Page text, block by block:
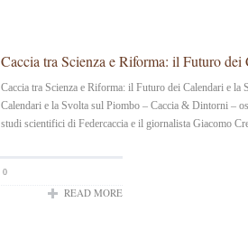
Caccia tra Scienza e Riforma: il Futuro
Caccia tra Scienza e Riforma: il Futuro dei Calendari e
Calendari e la Svolta sul Piombo – Caccia & Dintorni –
studi scientifici di Federcaccia e il giornalista Giacomo
0
READ MORE